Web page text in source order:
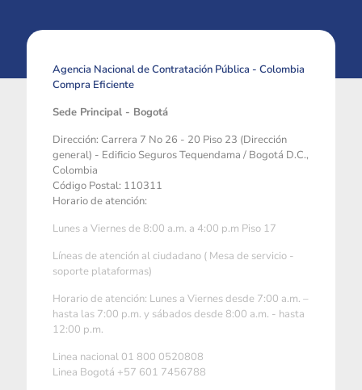
Agencia Nacional de Contratación Pública - Colombia
Compra Eficiente
Sede Principal - Bogotá
Dirección: Carrera 7 No 26 - 20 Piso 23 (Dirección
general) - Edificio Seguros Tequendama / Bogotá D.C.,
Colombia
Código Postal: 110311
Horario de atención:
Lunes a Viernes de 8:00 a.m. a 4:00 p.m Piso 17
Líneas de atención al ciudadano ( Mesa de servicio -
soporte plataformas)
Horario de atención: Lunes a Viernes desde 7:00 a.m. –
hasta las 7:00 p.m. y sábados desde 8:00 a.m. - hasta
12:00 p.m.
Linea nacional 01 800 0520808
Linea Bogotá +57 601 7456788